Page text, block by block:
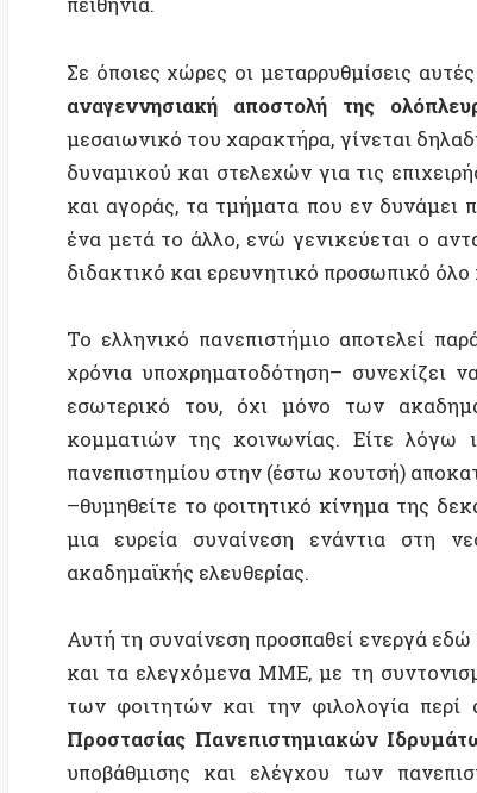
διδακτικό και ερευνητικό προσωπικό όλο και
Το ελληνικό πανεπιστήμιο αποτελεί
χρόνια υποχρηματοδότηση– συνεχίζει να
εσωτερικό του, όχι μόνο των
κομματιών της κοινωνίας. Είτε λόγω
πανεπιστημίου στην (έστω κουτσή)
–θυμηθείτε το φοιτητικό κίνημα της
μια ευρεία συναίνεση ενάντια στη
ακαδημαϊκής ελευθερίας.
Αυτή τη συναίνεση προσπαθεί ενεργά εδώ
και τα ελεγχόμενα ΜΜΕ, με τη
των φοιτητών και την φιλολογία περί
Προστασίας Πανεπιστημιακών Ιδρυμάτων»
υποβάθμισης και ελέγχου των
ανάχωμα στα σχέδια του συντηρητικού
ποινικοποιηση των φοιτητικών και
πανεπιστημίου, στην εντατικοποίηση της
παραγωγή εξειδικευμένου και πειθαρχημένου
Η υποτιθέμενη ανομία είναι το πρόσχημα.
Στο στόχαστρο των μεταρρυθμίσεων